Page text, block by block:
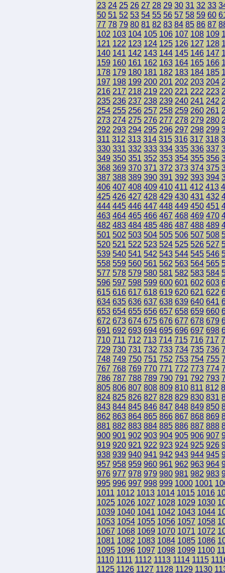
23 24 25 26 27 28 29 30 31 32 33
50 51 52 53 54 55 56 57 58 59 60
77 78 79 80 81 82 83 84 85 86 87
102 103 104 105 106 107 108 109
121 122 123 124 125 126 127 128
140 141 142 143 144 145 146 147
159 160 161 162 163 164 165 166
178 179 180 181 182 183 184 185
197 198 199 200 201 202 203 204
216 217 218 219 220 221 222 223
235 236 237 238 239 240 241 242
254 255 256 257 258 259 260 261
273 274 275 276 277 278 279 280
292 293 294 295 296 297 298 299
311 312 313 314 315 316 317 318
330 331 332 333 334 335 336 337
349 350 351 352 353 354 355 356
368 369 370 371 372 373 374 375
387 388 389 390 391 392 393 394
406 407 408 409 410 411 412 413
425 426 427 428 429 430 431 432
444 445 446 447 448 449 450 451
463 464 465 466 467 468 469 470
482 483 484 485 486 487 488 489
501 502 503 504 505 506 507 508
520 521 522 523 524 525 526 527
539 540 541 542 543 544 545 546
558 559 560 561 562 563 564 565
577 578 579 580 581 582 583 584
596 597 598 599 600 601 602 603
615 616 617 618 619 620 621 622
634 635 636 637 638 639 640 641
653 654 655 656 657 658 659 660
672 673 674 675 676 677 678 679
691 692 693 694 695 696 697 698
710 711 712 713 714 715 716 717
729 730 731 732 733 734 735 736
748 749 750 751 752 753 754 755
767 768 769 770 771 772 773 774
786 787 788 789 790 791 792 793
805 806 807 808 809 810 811 812
824 825 826 827 828 829 830 831
843 844 845 846 847 848 849 850
862 863 864 865 866 867 868 869
881 882 883 884 885 886 887 888
900 901 902 903 904 905 906 907
919 920 921 922 923 924 925 926
938 939 940 941 942 943 944 945
957 958 959 960 961 962 963 964
976 977 978 979 980 981 982 983
995 996 997 998 999 1000 1001
1011 1012 1013 1014 1015 1016
1025 1026 1027 1028 1029 1030
1039 1040 1041 1042 1043 1044
1053 1054 1055 1056 1057 1058
1067 1068 1069 1070 1071 1072
1081 1082 1083 1084 1085 1086
1095 1096 1097 1098 1099 1100
1110 1111 1112 1113 1114 1115
1125 1126 1127 1128 1129 1130